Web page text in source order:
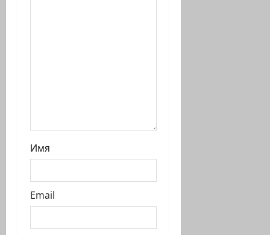
Имя
Email